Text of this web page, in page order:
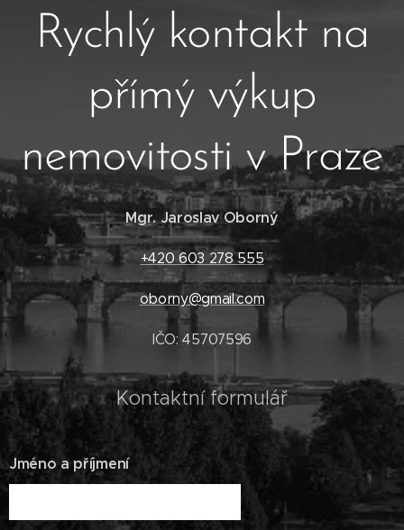
Rychlý kontakt na
přímý výkup
nemovitosti v Praze
Mgr. Jaroslav Oborný
+420 603 278 555
oborny@gmail.com
IČO: 45707596
Kontaktní formulář
Jméno a příjmení